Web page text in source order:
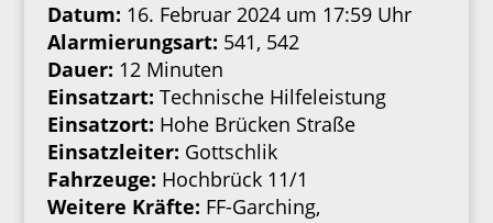
Datum: 16. Februar 2024 um 17:59 Uhr
Alarmierungsart: 541, 542
Dauer: 12 Minuten
Einsatzart: Technische Hilfeleistung
Einsatzort: Hohe Brücken Straße
Einsatzleiter: Gottschlik
Fahrzeuge: Hochbrück 11/1
Weitere Kräfte: FF-Garching,